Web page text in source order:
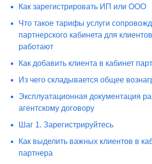
Как зарегистрировать ИП или ООО
Что такое тарифы услуги
партнерского кабинета для
работают
Как добавить клиента в кабинет
Из чего складывается общее
Эксплуатационная документация
агентскому договору
Шаг 1. Зарегистрируйтесь
Как выделить важных клиентов в
партнера